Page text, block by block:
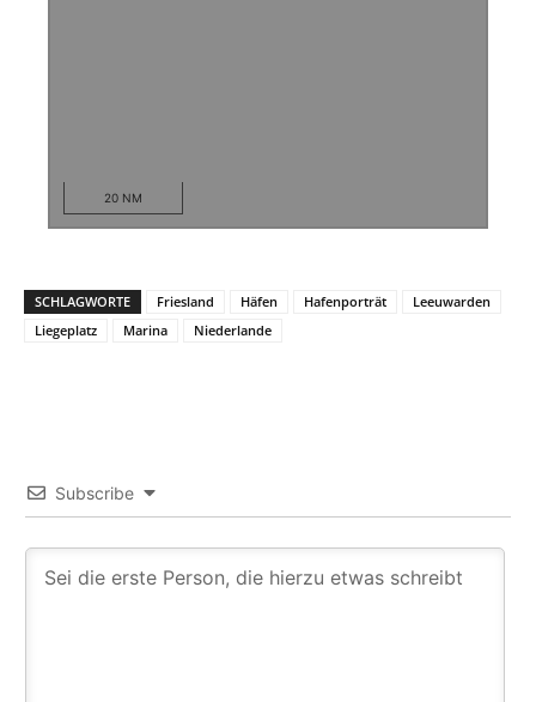
20 NM
SCHLAGWORTE Friesland Häfen Hafenporträt
Leeuwarden
Liegeplatz
Marina Niederlande
Subscribe